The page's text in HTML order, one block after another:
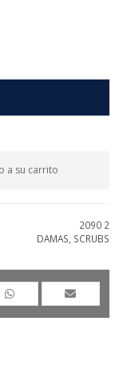
a su carrito
2090 2
DAMAS SCRUBS